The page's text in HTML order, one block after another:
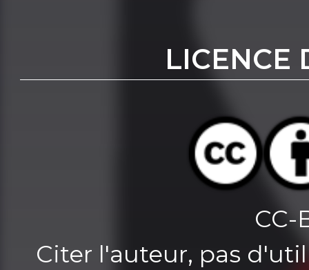
LICENCE
CC-
Citer l'auteur, pas